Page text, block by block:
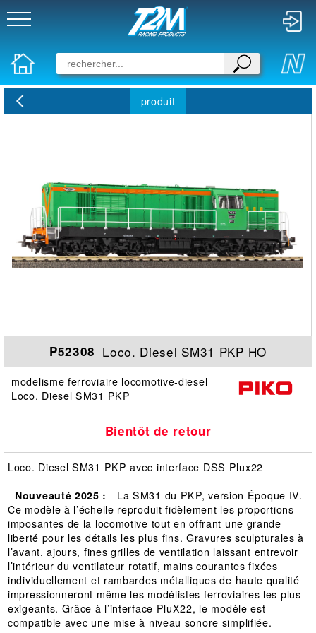
produit
P52308 Loco. Diesel SM31 PKP HO
modelisme ferroviaire locomotive-diesel
Loco. Diesel SM31 PKP
Bientôt de retour
Loco. Diesel SM31 PKP avec interface DSS Plux22
Nouveauté 2025 :
La SM31 du PKP, version Époque IV.
Ce modèle à l’échelle reproduit fidèlement les proportions
imposantes de la locomotive tout en offrant une grande
liberté pour les détails les plus fins. Gravures sculpturales à
l’avant, ajours, fines grilles de ventilation laissant entrevoir
l’intérieur du ventilateur rotatif, mains courantes fixées
individuellement et rambardes métalliques de haute qualité
impressionneront même les modélistes ferroviaires les plus
exigeants. Grâce à l’interface PluX22, le modèle est
compatible avec une mise à niveau sonore simplifiée.